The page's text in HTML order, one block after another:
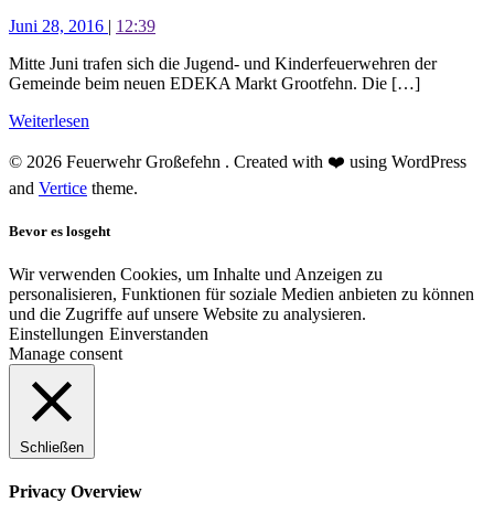
Juni 28, 2016 | 12:39
Mitte Juni trafen sich die Jugend- und Kinderfeuerwehren der
Gemeinde beim neuen EDEKA Markt Grootfehn. Die […]
Weiterlesen
© 2026 Feuerwehr Großefehn . Created with ❤️ using WordPress
and Vertice theme.
Bevor es losgeht
Wir verwenden Cookies, um Inhalte und Anzeigen zu
personalisieren, Funktionen für soziale Medien anbieten zu können
und die Zugriffe auf unsere Website zu analysieren.
Einstellungen Einverstanden
Manage consent
Schließen
Privacy Overview